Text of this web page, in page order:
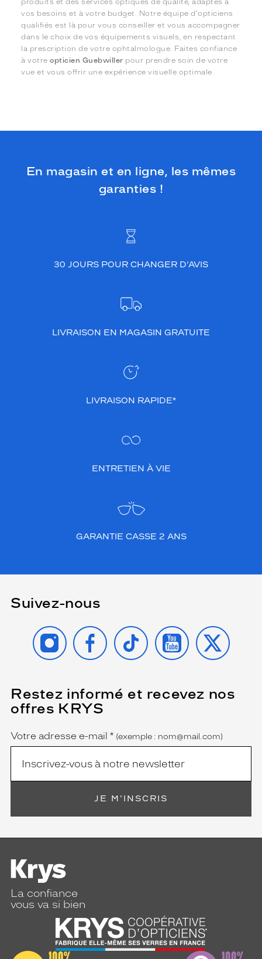
produits et des services optiques de qualité, adaptés à
vos besoins et à votre budget. Notre équipe d'opticiens
qualifiés est là pour vous conseiller et vous accompagner
dans le choix de vos équipements visuels, en respectant
la prescription de votre ophtalmologue. Faites confiance
à votreopticien Guebwiller pour prendre soin de votre
vue et vous offrir une expérience visuelle optimale.
En magasin et en ligne, les mêmes
garanties !
30 JOURS POUR CHANGER D’AVIS
LIVRAISON EN MAGASIN GRATUITE
LIVRAISON RAPIDE*
ENTRETIEN À VIE
GARANTIE CASSE 2 ANS
Suivez-nous
INSTAGRAMFACEBOOK
TIKTOK YOUTUBE
X
Restez informé et recevez nos
offres KRYS
Name
Votre adresse e-mail *
(Ce
champ
est
obligatoire)
(exemple : nom@mail.com)
JE M'INSCRIS
La confiance
vous va si bien